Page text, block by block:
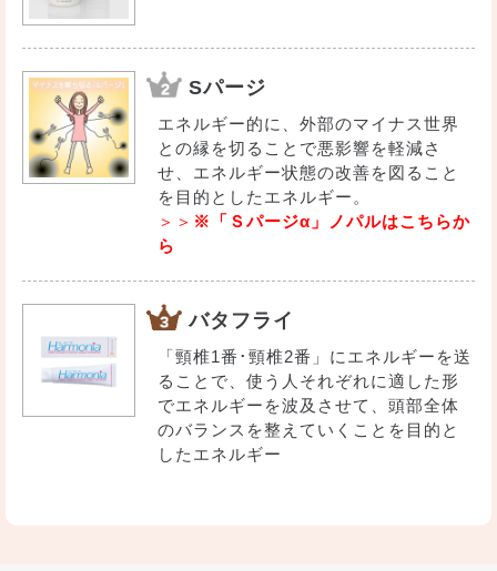
Sパージ
エネルギー的に、外部のマイナス世界
との縁を切ることで悪影響を軽減さ
せ、エネルギー状態の改善を図ること
を目的としたエネルギー。
＞＞ ※「Ｓパージα」ノパルはこちらか
ら
バタフライ
「頸椎1番･頸椎2番」にエネルギーを送
ることで、使う人それぞれに適した形
でエネルギーを波及させて、頭部全体
のバランスを整えていくことを目的と
したエネルギー